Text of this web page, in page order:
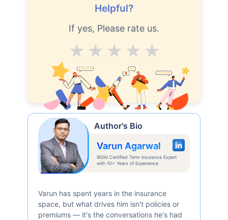
Helpful?
If yes, Please rate us.
Excellent
V.Good
Good
Average
Author's Bio
Varun Agarwal
IRDAI Certified Term Insurance Expert
with 10+ Years of Experience
Varun has spent years in the insurance
space, but what drives him isn't policies or
premiums — it's the conversations he's had